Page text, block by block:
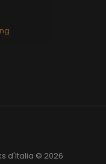
d'Italia © 2026